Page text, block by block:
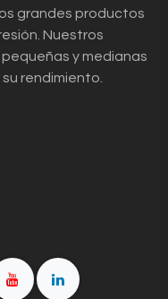
grandes productos
Nuestros
y medianas
rendimiento.